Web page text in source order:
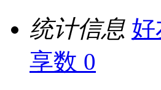
统计信息 好
享数 0